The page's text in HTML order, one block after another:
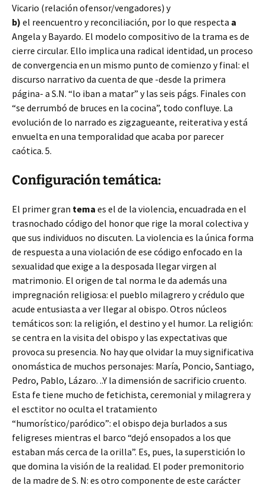
Vicario (relación ofensor/vengadores) y
b) el reencuentro y reconciliación, por lo que respecta a
Angela y Bayardo. El modelo compositivo de la trama es de
cierre circular. Ello implica una radical identidad, un proceso
de convergencia en un mismo punto de comienzo y final: el
discurso narrativo da cuenta de que -desde la primera
página- a S.N. “lo iban a matar” y las seis págs. Finales con
“se derrumbó de bruces en la cocina”, todo confluye. La
evolución de lo narrado es zigzagueante, reiterativa y está
envuelta en una temporalidad que acaba por parecer
caótica. 5.
Configuración temática:
El primer gran tema es el de la violencia, encuadrada en el
trasnochado código del honor que rige la moral colectiva y
que sus individuos no discuten. La violencia es la única forma
de respuesta a una violación de ese código enfocado en la
sexualidad que exige a la desposada llegar virgen al
matrimonio. El origen de tal norma le da además una
impregnación religiosa: el pueblo milagrero y crédulo que
acude entusiasta a ver llegar al obispo. Otros núcleos
temáticos son: la religión, el destino y el humor. La religión:
se centra en la visita del obispo y las expectativas que
provoca su presencia. No hay que olvidar la muy significativa
onomástica de muchos personajes: María, Poncio, Santiago,
Pedro, Pablo, Lázaro. ..Y la dimensión de sacrificio cruento.
Esta fe tiene mucho de fetichista, ceremonial y milagrera y
el esctitor no oculta el tratamiento
“humorístico/paródico”: el obispo deja burlados a sus
feligreses mientras el barco “dejó ensopados a los que
estaban más cerca de la orilla”. Es, pues, la superstición lo
que domina la visión de la realidad. El poder premonitorio
de la madre de S. N: es otro componente de este carácter